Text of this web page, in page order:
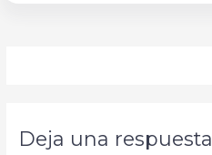
Deja una respuesta